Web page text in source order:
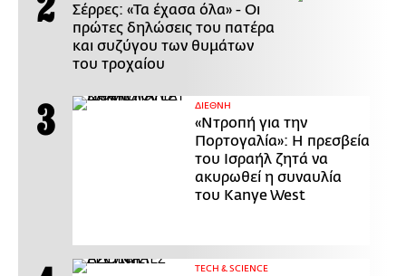
Σέρρες: «Τα έχασα όλα» - Οι
πρώτες δηλώσεις του πατέρα
και συζύγου των θυμάτων
του τροχαίου
ΔΙΕΘΝΗ
«Ντροπή για την
Πορτογαλία»: Η πρεσβεία
του Ισραήλ ζητά να
ακυρωθεί η συναυλία
του Kanye West
ΤECH & SCIENCE